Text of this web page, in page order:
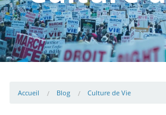
Accueil Blog Culture de Vie